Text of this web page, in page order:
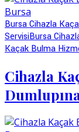
Bursa Cihazla
ServisiBursa
Kaçak Bulma
Cihazla